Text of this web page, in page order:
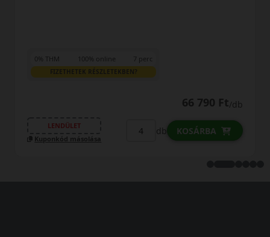
0% THM 100% online 7 perc
FIZETHETEK RÉSZLETEKBEN?
61 790 Ft /db
LENDÜLET
Kuponkód másolása
db KOSÁRBA